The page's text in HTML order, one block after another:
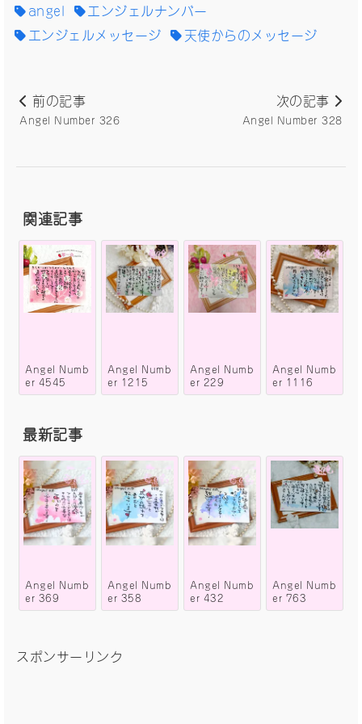
angel
エンジェルナンバー
エンジェルメッセージ
天使からのメッセージ
前の記事
Angel Number 326
次の記事
Angel Number 328
関連記事
Angel Numb
er 4545
Angel Numb
er 1215
Angel Numb
er 229
Angel Numb
er 1116
最新記事
Angel Numb
er 369
Angel Numb
er 358
Angel Numb
er 432
Angel Numb
er 763
スポンサーリンク